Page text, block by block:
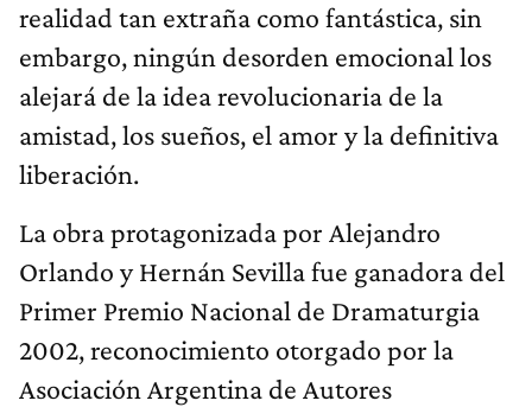
realidad tan extraña como fantástica, sin
embargo, ningún desorden emocional los
alejará de la idea revolucionaria de la
amistad, los sueños, el amor y la definitiva
liberación.
La obra protagonizada por Alejandro
Orlando y Hernán Sevilla fue ganadora del
Primer Premio Nacional de Dramaturgia
2002, reconocimiento otorgado por la
Asociación Argentina de Autores